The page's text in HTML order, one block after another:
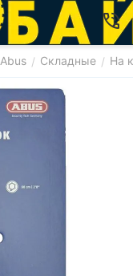
Abus / Складные / На